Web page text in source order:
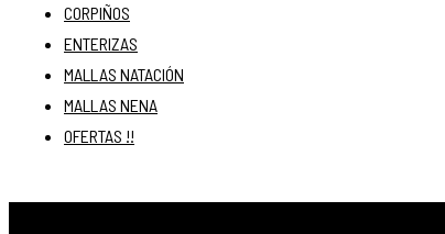
CORPIÑOS
ENTERIZAS
MALLAS NATACIÓN
MALLAS NENA
OFERTAS !!